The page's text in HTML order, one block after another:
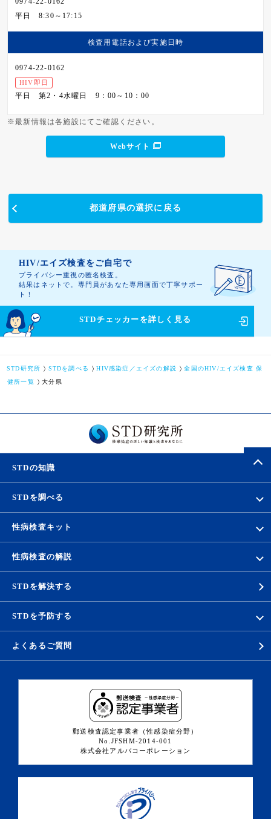
平日
8:30～17:15
検査用電話および実施日時
0974-22-0162
HIV即日
平日 第2・4水曜日 9：00～10：00
※最新情報は各施設にてご確認ください。
Webサイト
都道府県の選択に戻る
HIV/エイズ検査をご自宅で
プライバシー重視の匿名検査。
結果はネットで。専門員があなた専用画面で丁寧サポー
ト！
STDチェッカーを詳しく見る
STD研究所 STDを調べる HIV感染症／エイズの解説
全国のHIV/エイズ検査 保
健所一覧
大分県
STDの知識
STDを調べる
性病検査キット
性病検査の解説
STDを解決する
STDを予防する
よくあるご質問
郵送検査認定事業者（性感染症分野）
No.JFSHM-2014-001
株式会社アルバコーポレーション